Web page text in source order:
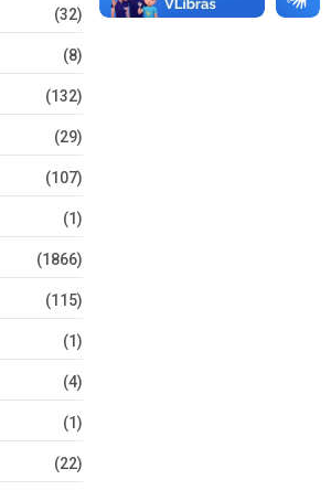
(32)
(8)
(132)
(29)
(107)
(1)
(1866)
(115)
(1)
(4)
(1)
(22)